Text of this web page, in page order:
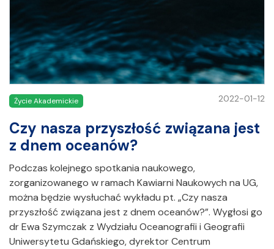
Życie Akademickie 2022-01-12
Czy nasza przyszłość związana jest
z dnem oceanów?
Podczas kolejnego spotkania naukowego,
zorganizowanego w ramach Kawiarni Naukowych na UG,
można będzie wysłuchać wykładu pt. „Czy nasza
przyszłość związana jest z dnem oceanów?”. Wygłosi go
dr Ewa Szymczak z Wydziału Oceanografii i Geografii
Uniwersytetu Gdańskiego, dyrektor Centrum